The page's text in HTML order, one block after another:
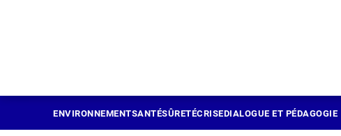
ENVIRONNEMENTSANTÉSÛRETÉCRISEDIALOGUE ET PÉDAGOGIE